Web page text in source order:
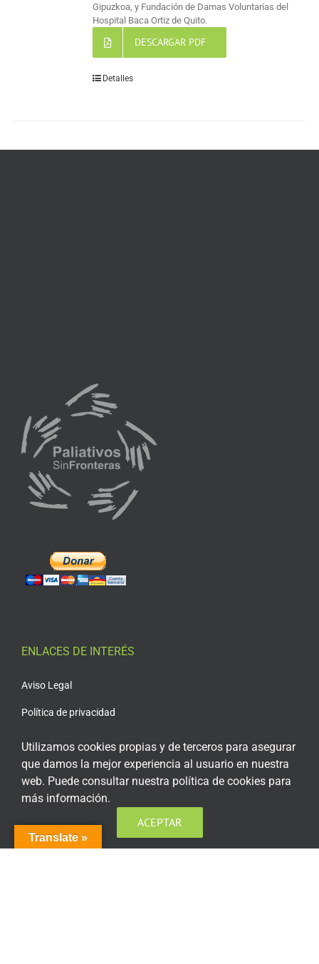
Gipuzkoa, y Fundación de Damas Voluntarias del
Hospital Baca Ortiz de Quito.
DESCARGAR PDF
Detalles
ENLACES DE INTERÉS
Aviso Legal
Política de privacidad
Política de cookies
Condiciones generales de contratación
Acceso plataforma de teleformación
Translate »
Utilizamos cookies propias y de terceros para asegurar
que damos la mejor experiencia al usuario en nuestra
web. Puede consultar nuestra política de cookies para
más información.
ACEPTAR